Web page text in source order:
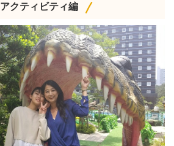
アクティビティ編